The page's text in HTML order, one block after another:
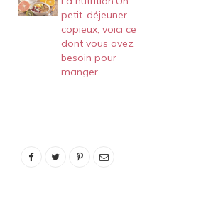
Nouilles chaudes et
sèches (règānmiàn, 热干
面) ... Jianbing (jiānbing, 煎
饼) ... "Thé de farine" ou
bouillie de millet à la pâte
de sésame…
petit-déjeuner
copieux, voici ce
dont vous avez
besoin pour
manger